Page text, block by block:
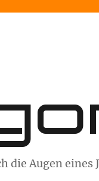
die Augen eines